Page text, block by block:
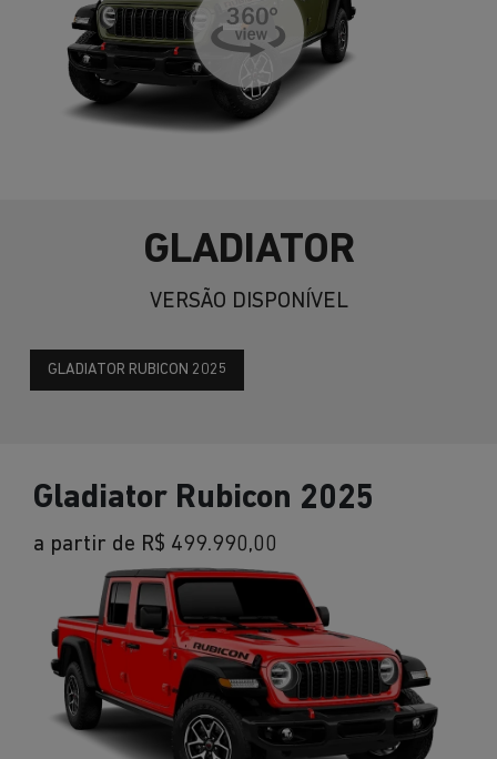
GLADIATOR
VERSÃO DISPONÍVEL
GLADIATOR RUBICON 2025
Gladiator Rubicon 2025
a partir de R$ 499.990,00